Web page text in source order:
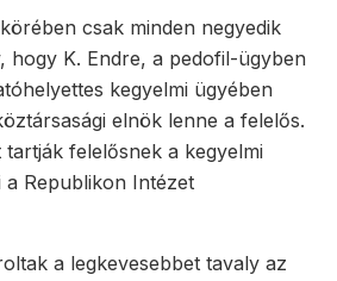
csak minden negyedik
hogy K. Endre, a pedofil-ügyben
kegyelmi ügyében
elnök lenne a felelős.
felelősnek a kegyelmi
Republikon Intézet
a legkevesebbet tavaly az